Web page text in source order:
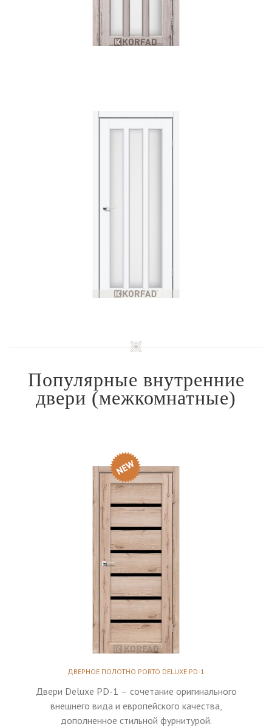
Популярные внутренние
двери (межкомнатные)
ДВЕРНОЕ ПОЛОТНО PORTO DELUXE PD-1
Двери Deluxe PD-1 – сочетание оригинального
внешнего вида и европейского качества,
дополненное стильной фурнитурой.